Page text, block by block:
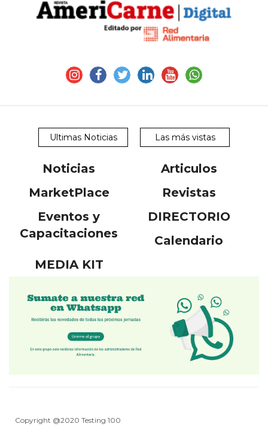
Ultimas Noticias Las más vistas
Noticias
Articulos
MarketPlace
Revistas
Eventos y
Capacitaciones
DIRECTORIO
Calendario
MEDIA KIT
Copyright @2020 Testing 100